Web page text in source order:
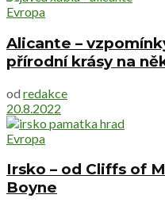
Evropa
Alicante –
přírodní krásy na
od redakce
20.8.2022
Evropa
Irsko – od Cliffs of
Boyne